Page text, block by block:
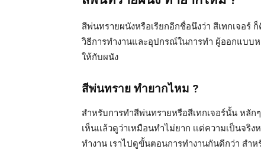
สีพ่นทรายผนังหรือเรียกอีกชื่อนึงว่า สีเทกเจอร์
วิธีการทำงานและอุปกรณ์ในการทำ ผู้ออกแบบ
ให้กับผนัง
สีพ่นทราย ทำยากไหม ?
สำหรับการทำสีพ่นทรายหรือสีเทกเจอร์นั้น หลัก
เห็นเเล้วดูว่าเหมือนทำไม่ยาก เเต่ความเป็นจริ
ทำงาน เราไปดูขั้นตอนการทำงานกันดีกว่า สำ